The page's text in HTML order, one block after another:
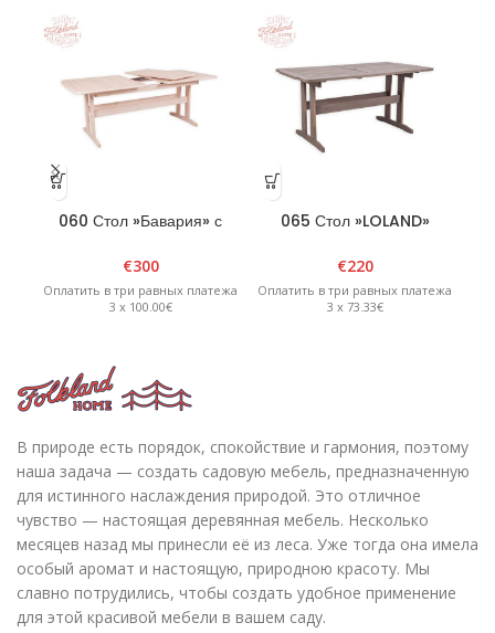
060 Стол »Бавария» с
белый
€300
Оплатить в три равных платежа
3 x 100.00€
065 Стол »LOLAND»
€220
Оплатить в три равных платежа
3 x 73.33€
В природе есть порядок, спокойствие и гармония, поэтому
наша задача — создать садовую мебель, предназначенную
для истинного наслаждения природой. Это отличное
чувство — настоящая деревянная мебель. Несколько
месяцев назад мы принесли её из леса. Уже тогда она имела
особый аромат и настоящую, природною красоту. Мы
славно потрудились, чтобы создать удобное применение
для этой красивой мебели в вашем саду.